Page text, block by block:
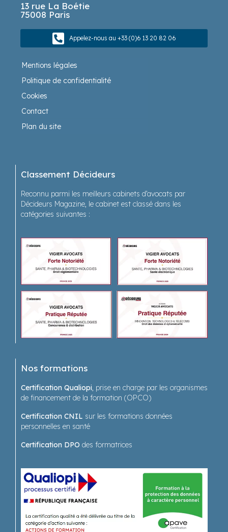
13 rue La Boétie
75008 Paris
Appelez-nous au +33 (0)6 13 20 82 06
Mentions légales
Politique de confidentialité
Cookies
Contact
Plan du site
Classement Décideurs
Reconnu parmi les meilleurs cabinets d’avocats par
Décideurs Magazine, le cabinet est classé dans les
catégories suivantes :
Nos formations
Certification Qualiopi, prise en charge par les organismes
de financement de la formation (OPCO)
Certification CNIL sur les formations données
personnelles en santé
Certification DPO des formatrices